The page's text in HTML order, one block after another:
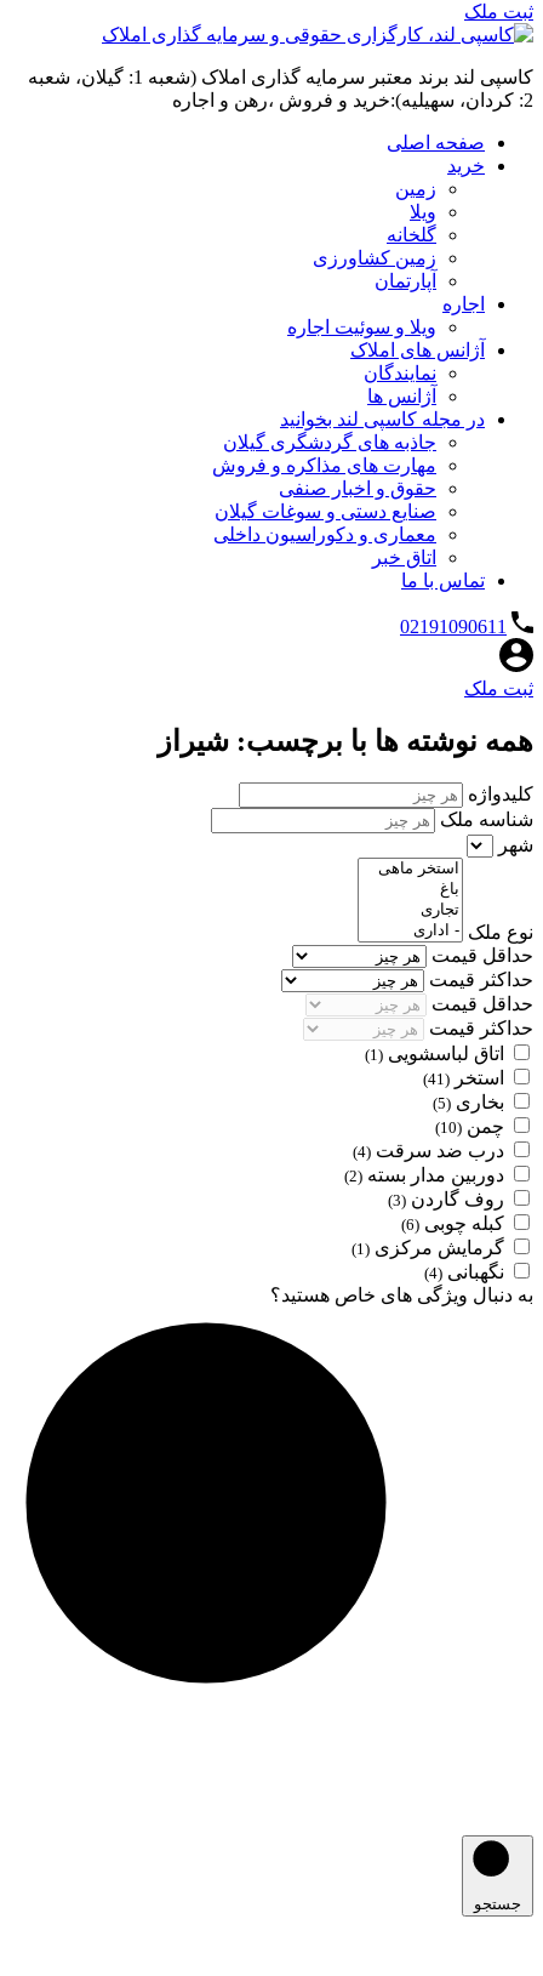
ثبت ملک
کاسپی لند برند معتبر سرمایه گذاری املاک (شعبه 1: گیلان، شعبه
2: کردان، سهیلیه):خرید و فروش ،رهن و اجاره
صفحه اصلی
خرید
زمین
ویلا
گلخانه
زمین کشاورزی
آپارتمان
اجاره
ویلا و سوئیت اجاره
آژانس های املاک
نمایندگان
آژانس ها
در مجله کاسپی لند بخوانید
جاذبه های گردشگری گیلان
مهارت های مذاکره و فروش
حقوق و اخبار صنفی
صنایع دستی و سوغات گیلان
معماری و دکوراسیون داخلی
اتاق خبر
تماس با ما
02191090611
ثبت ملک
همه نوشته ها با برچسب: شیراز
کلیدواژه
شناسه ملک
شهر
نوع ملک
حداقل قیمت
حداکثر قیمت
حداقل قیمت
حداکثر قیمت
اتاق لباسشویی (1)
استخر (41)
بخاری (5)
چمن (10)
درب ضد سرقت (4)
دوربین مدار بسته (2)
روف گاردن (3)
کبله چوبی (6)
گرمایش مرکزی (1)
نگهبانی (4)
به دنبال ویژگی های خاص هستید؟
جستجو